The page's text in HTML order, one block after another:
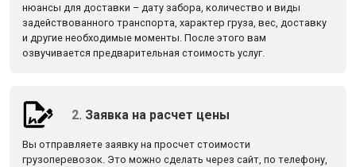
нюансы для доставки – дату забора, количество и виды
задействованного транспорта, характер груза, вес, доставку
и другие необходимые моменты. После этого вам
озвучивается предварительная стоимость услуг.
2. Заявка на расчет цены
Вы отправляете заявку на просчет стоимости
грузоперевозок. Это можно сделать через сайт, по телефону,